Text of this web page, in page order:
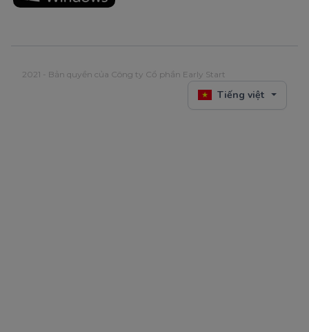
2021 - Bản quyền của Công ty Cổ phần Early Start
Tiếng việt